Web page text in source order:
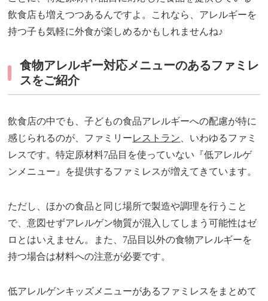
飲食店も増えつつあるんですよ。これなら、アレルギーを
持つ子も気軽に外食が楽しめるかもしれませんね♪
食物アレルギー対応メニューのあるファミレ
スをご紹介
飲食店の中でも、子どもの食品アレルギーへの配慮が特に
感じられるのが、ファミリーレストラン 、いわゆるファミ
レスです。特定原材料7品目を使っていない『低アレルゲ
ンメニュー』を提供するファミレスが増えてきています。
ただし、ほかの食品と同じ場所で製造や調理を行うこと
で、意図せずアレルゲン物質が混入してしまう可能性はゼ
ロとはいえません。また、7品目以外の食物アレルギーを
持つ場合は材料への注意が必要です。
低アレルゲンキッズメニューがあるファミレスをまとめて